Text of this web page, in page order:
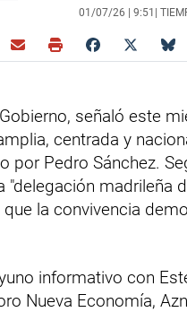
01/07/26 | 9:51 |
señaló este
centrada y
por Pedro Sánchez.
madrileña
la convivencia
informativo con
Nueva Economía,